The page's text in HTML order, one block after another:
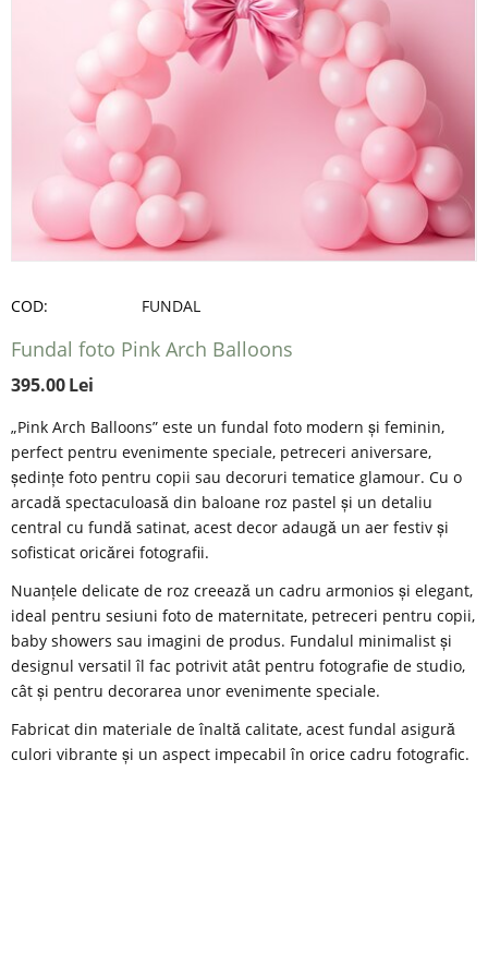
COD: FUNDAL
Fundal foto Pink Arch Balloons
395.00Lei
„Pink Arch Balloons” este un fundal foto modern și feminin,
perfect pentru evenimente speciale, petreceri aniversare,
ședințe foto pentru copii sau decoruri tematice glamour. Cu o
arcadă spectaculoasă din baloane roz pastel și un detaliu
central cu fundă satinat, acest decor adaugă un aer festiv și
sofisticat oricărei fotografii.
Nuanțele delicate de roz creează un cadru armonios și elegant,
ideal pentru sesiuni foto de maternitate, petreceri pentru copii,
baby showers sau imagini de produs. Fundalul minimalist și
designul versatil îl fac potrivit atât pentru fotografie de studio,
cât și pentru decorarea unor evenimente speciale.
Fabricat din materiale de înaltă calitate, acest fundal asigură
culori vibrante și un aspect impecabil în orice cadru fotografic.